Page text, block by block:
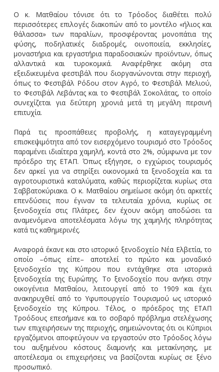
Ο κ. Ματθαίου τόνισε ότι το Τρόοδος διαθέτει πολύ
περισσότερες επιλογές διακοπών από το μοντέλο «ήλιος και
θάλασσα» των παραλίων, προσφέροντας μονοπάτια της
φύσης, ποδηλατικές διαδρομές, οινοποιεία, εκκλησίες,
μοναστήρια και εργαστήρια παραδοσιακών προϊόντων, όπως
αλλαντικά και τυροκομικά. Αναφέρθηκε ακόμη στα
εξειδικευμένα φεστιβάλ που διοργανώνονται στην περιοχή,
όπως το Φεστιβάλ Ρόδου στον Αγρό, το Φεστιβάλ Μελιού,
το Φεστιβάλ Λεβάντας και το Φεστιβάλ Σοκολάτας, το οποίο
συνεχίζεται για δεύτερη χρονιά μετά τη μεγάλη περσινή
επιτυχία.
Παρά τις προσπάθειες προβολής, η καταγεγραμμένη
επισκεψιμότητα από τον εισερχόμενο τουρισμό στο Τρόοδος
παραμένει ιδιαίτερα χαμηλή, κοντά στο 2%, σύμφωνα με τον
πρόεδρο της ΕΤΑΠ. Όπως εξήγησε, ο εγχώριος τουρισμός
δεν αρκεί για να στηρίξει οικονομικά τα ξενοδοχεία και τα
αγροτουριστικά καταλύματα, καθώς περιορίζεται κυρίως στα
Σαββατοκύριακα. Ο κ. Ματθαίου σημείωσε ακόμη ότι αρκετές
επενδύσεις που έγιναν τα τελευταία χρόνια, κυρίως σε
ξενοδοχεία στις Πλάτρες, δεν έχουν ακόμη αποδώσει τα
αναμενόμενα αποτελέσματα λόγω της χαμηλής πληρότητας
κατά τις καθημερινές.
Αναφορά έκανε και στο ιστορικό ξενοδοχείο Νέα Ελβετία, το
οποίο –όπως είπε– αποτελεί το πρώτο και μοναδικό
ξενοδοχείο της Κύπρου που εντάχθηκε στα ιστορικά
ξενοδοχεία της Ευρώπης. Το ξενοδοχείο που ανήκει στην
οικογένεια Ματθαίου, λειτουργεί από το 1909 και έχει
ανακηρυχθεί από το Υφυπουργείο Τουρισμού ως ιστορικό
ξενοδοχείο της Κύπρου. Τέλος, ο πρόεδρος της ΕΤΑΠ
Τροόδους επεσήμανε και το σοβαρό πρόβλημα στελέχωσης
των επιχειρήσεων της περιοχής, σημειώνοντας ότι οι Κύπριοι
εργαζόμενοι αποφεύγουν να εργαστούν στο Τρόοδος λόγω
του αυξημένου κόστους διαμονής και μετακίνησης, με
αποτέλεσμα οι επιχειρήσεις να βασίζονται κυρίως σε ξένο
προσωπικό.